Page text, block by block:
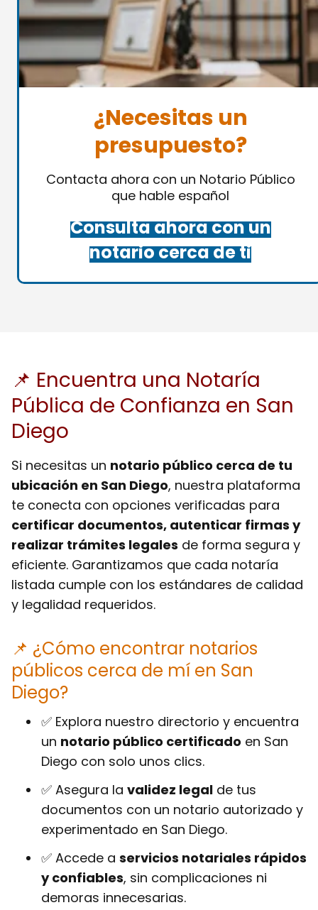
¿Necesitas un
presupuesto?
Contacta ahora con un Notario Público
que hable español
Consulta ahora con un
notario cerca de ti
📌 Encuentra una Notaría
Pública de Confianza en San
Diego
Si necesitas un notario público cerca de tu
ubicación en San Diego, nuestra plataforma
te conecta con opciones verificadas para
certificar documentos, autenticar firmas y
realizar trámites legales de forma segura y
eficiente. Garantizamos que cada notaría
listada cumple con los estándares de calidad
y legalidad requeridos.
📌 ¿Cómo encontrar notarios
públicos cerca de mí en San
Diego?
✅ Explora nuestro directorio y encuentra
un notario público certificado en San
Diego con solo unos clics.
✅ Asegura la validez legal de tus
documentos con un notario autorizado y
experimentado en San Diego.
✅ Accede a servicios notariales rápidos
y confiables, sin complicaciones ni
demoras innecesarias.